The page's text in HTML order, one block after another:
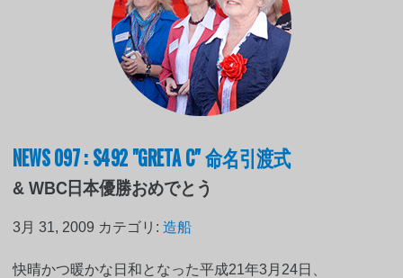
NEWS 097 : S492 "GRETA C" 命名引渡式
& WBC日本優勝おめでとう
3月 31, 2009 カテゴリ:造船
快晴かつ暖かな日和となった平成21年3月24日、